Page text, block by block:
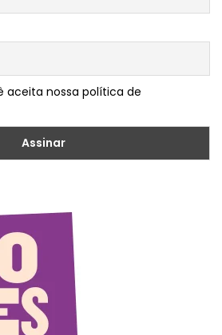
aceita nossa política de